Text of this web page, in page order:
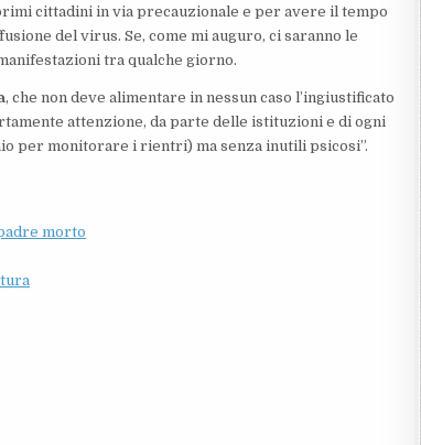
cittadini in via precauzionale e per avere il tempo
del virus. Se, come mi auguro, ci saranno le
tra qualche giorno.
, che non deve alimentare in nessun caso l’ingiustificato
attenzione, da parte delle istituzioni e di ogni
per monitorare i rientri) ma senza inutili psicosi”.
morto